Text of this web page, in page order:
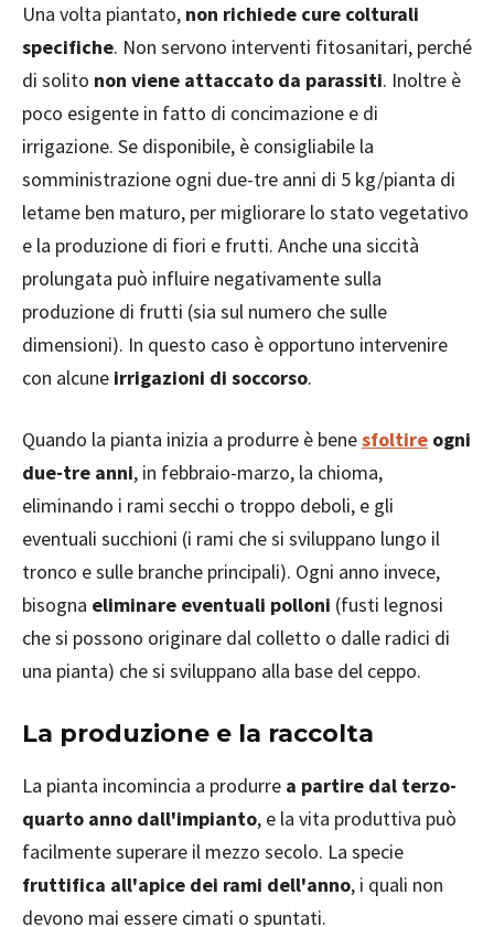
Una volta piantato, non richiede cure colturali
specifiche. Non servono interventi fitosanitari, perché
di solito non viene attaccato da parassiti. Inoltre è
poco esigente in fatto di concimazione e di
irrigazione. Se disponibile, è consigliabile la
somministrazione ogni due-tre anni di 5 kg/pianta di
letame ben maturo, per migliorare lo stato vegetativo
e la produzione di fiori e frutti. Anche una siccità
prolungata può influire negativamente sulla
produzione di frutti (sia sul numero che sulle
dimensioni). In questo caso è opportuno intervenire
con alcune irrigazioni di soccorso.
Quando la pianta inizia a produrre è benesfoltire ogni
due-tre anni, in febbraio-marzo, la chioma,
eliminando i rami secchi o troppo deboli, e gli
eventuali succhioni (i rami che si sviluppano lungo il
tronco e sulle branche principali). Ogni anno invece,
bisogna eliminare eventuali polloni (fusti legnosi
che si possono originare dal colletto o dalle radici di
una pianta) che si sviluppano alla base del ceppo.
La produzione e la raccolta
La pianta incomincia a produrre a partire dal terzo-
quarto anno dall'impianto, e la vita produttiva può
facilmente superare il mezzo secolo. La specie
fruttifica all'apice dei rami dell'anno, i quali non
devono mai essere cimati o spuntati.